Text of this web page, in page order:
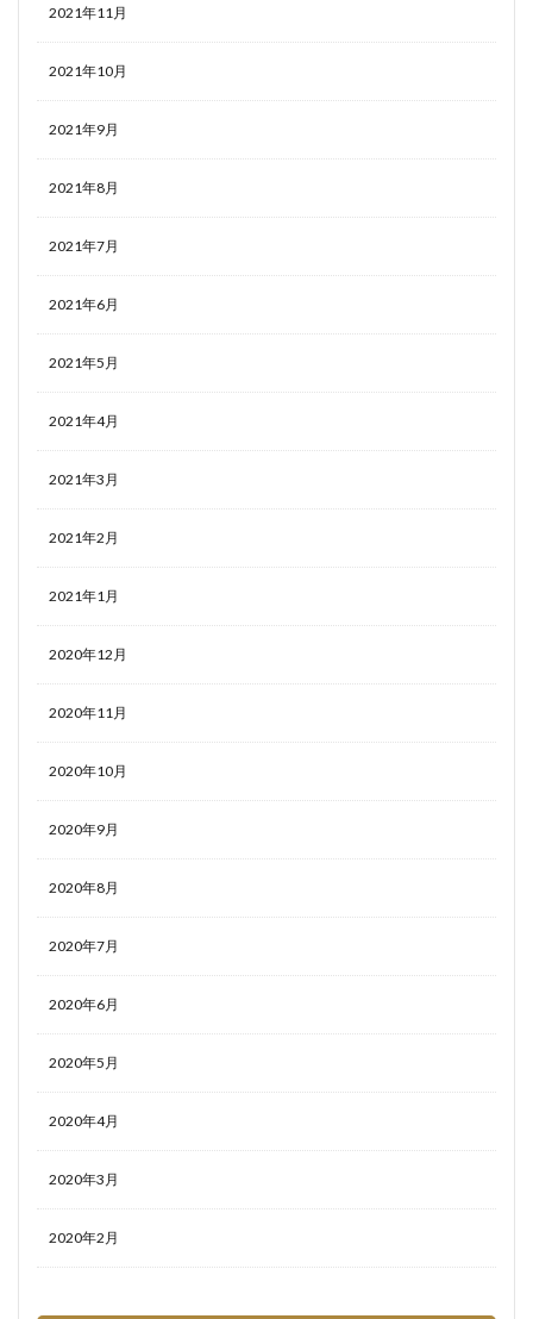
2021年11月
2021年10月
2021年9月
2021年8月
2021年7月
2021年6月
2021年5月
2021年4月
2021年3月
2021年2月
2021年1月
2020年12月
2020年11月
2020年10月
2020年9月
2020年8月
2020年7月
2020年6月
2020年5月
2020年4月
2020年3月
2020年2月